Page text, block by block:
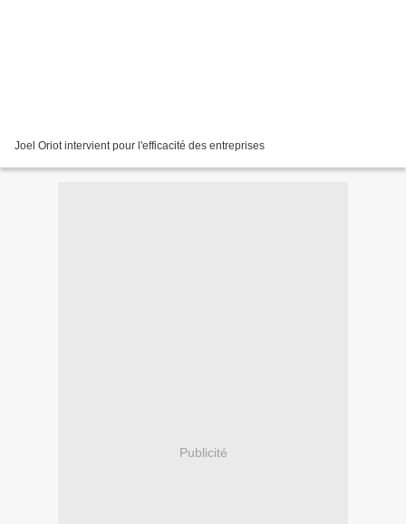
Joel Oriot intervient pour l'efficacité des entreprises
Publicité